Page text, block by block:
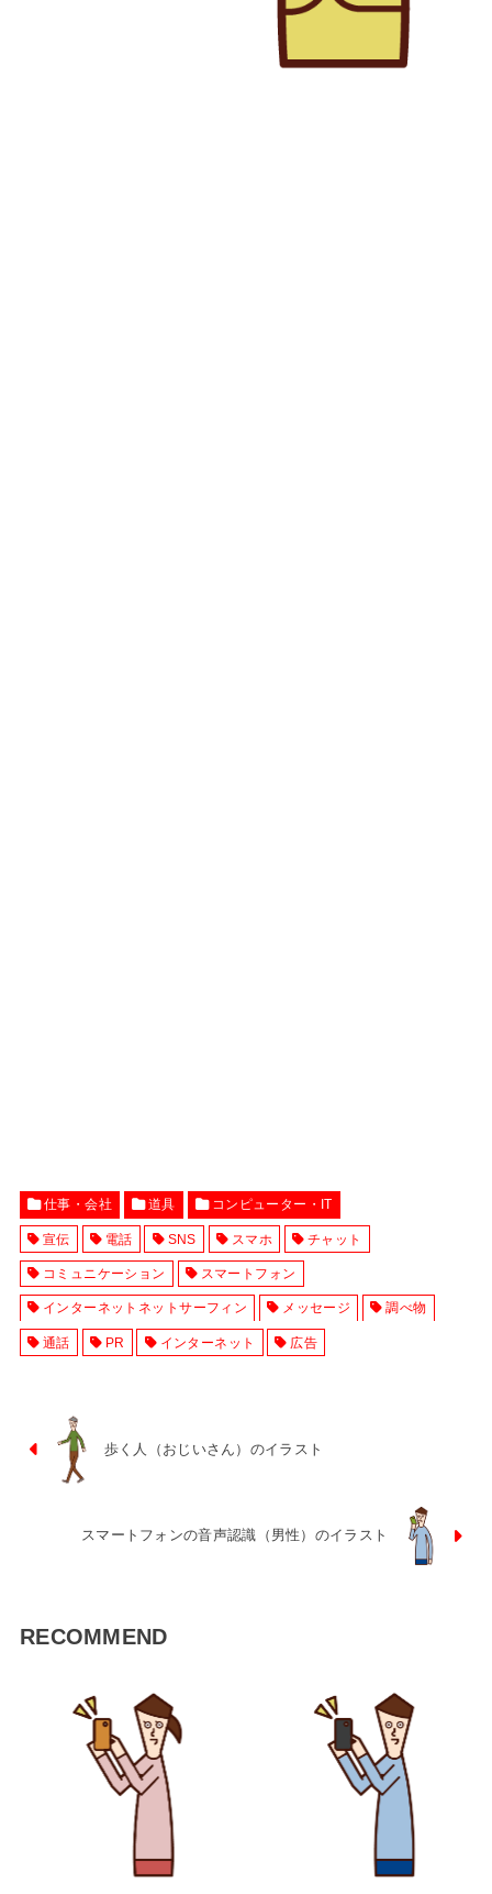
仕事・会社 道具 コンピューター・IT
宣伝 電話 SNS スマホ チャット
コミュニケーション スマートフォン
インターネットネットサーフィン メッセージ 調べ物
通話 PR インターネット 広告
歩く人（おじいさん）のイラスト
スマートフォンの音声認識（男性）のイラスト
RECOMMEND